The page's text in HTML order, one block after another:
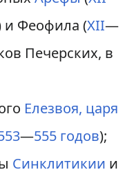
и Феофила (XII—
Печерских, в
Елезвоя, царя
—555 годов);
Синклитикии и